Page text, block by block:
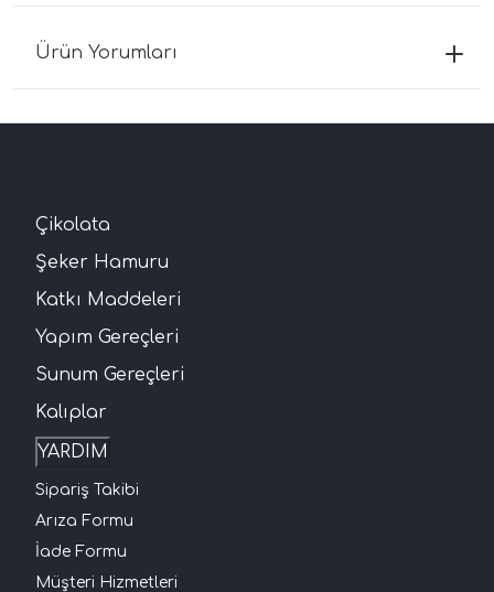
Ürün Yorumları
Çikolata
Şeker Hamuru
Katkı Maddeleri
Yapım Gereçleri
Sunum Gereçleri
Kalıplar
YARDIM
Sipariş Takibi
Arıza Formu
İade Formu
Müşteri Hizmetleri